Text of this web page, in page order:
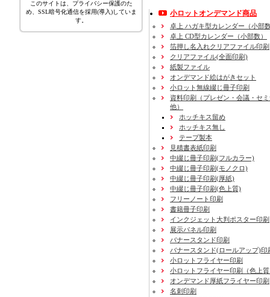
このサイトは、プライバシー保護のた
め、SSL暗号化通信を採用(導入)していま
す。
小ロットオンデマンド商品
卓上 ハガキ型カレンダー（小部
卓上 CD型カレンダー（小部数）
箔押し名入れクリアファイル印刷
クリアファイル(全面印刷)
紙製ファイル
オンデマンド絵はがきセット
小ロット無線綴じ冊子印刷
資料印刷
（プレゼン・会議・セ
他）
ホッチキス留め
ホッチキス無し
テープ製本
見積書表紙印刷
中綴じ冊子印刷(フルカラー)
中綴じ冊子印刷(モノクロ)
中綴じ冊子印刷(厚紙)
中綴じ冊子印刷(色上質)
フリーノート印刷
書籍冊子印刷
インクジェット大判ポスター印刷
展示パネル印刷
バナースタンド印刷
バナースタンド(ロールアップ)印
小ロットフライヤー印刷
小ロットフライヤー印刷（色上
オンデマンド厚紙フライヤー印刷
名刺印刷